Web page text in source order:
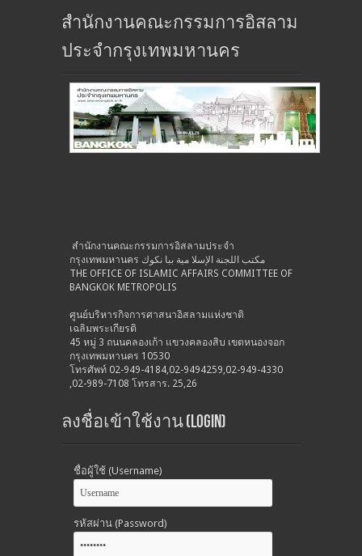
สำนักงานคณะกรรมการอิสลาม
ประจำกรุงเทพมหานคร
สำนักงานคณะกรรมการอิสลามประจำ
กรุงเทพมหานคร مكتب اللجنة الإسلا مية ببا نكوك
THE OFFICE OF ISLAMIC AFFAIRS COMMITTEE OF
BANGKOK METROPOLIS
ศูนย์บริหารกิจการศาสนาอิสลามแห่งชาติ
เฉลิมพระเกียรติ
45 หมู่ 3 ถนนคลองเก้า แขวงคลองสิบ เขตหนองจอก
กรุงเทพมหานคร 10530
โทรศัพท์ 02-949-4184,02-9494259,02-949-4330
,02-989-7108 โทรสาร. 25,26
ลงชื่อเข้าใช้งาน (Login)
ชื่อผู้ใช้ (Username)
รหัสผ่าน (Password)